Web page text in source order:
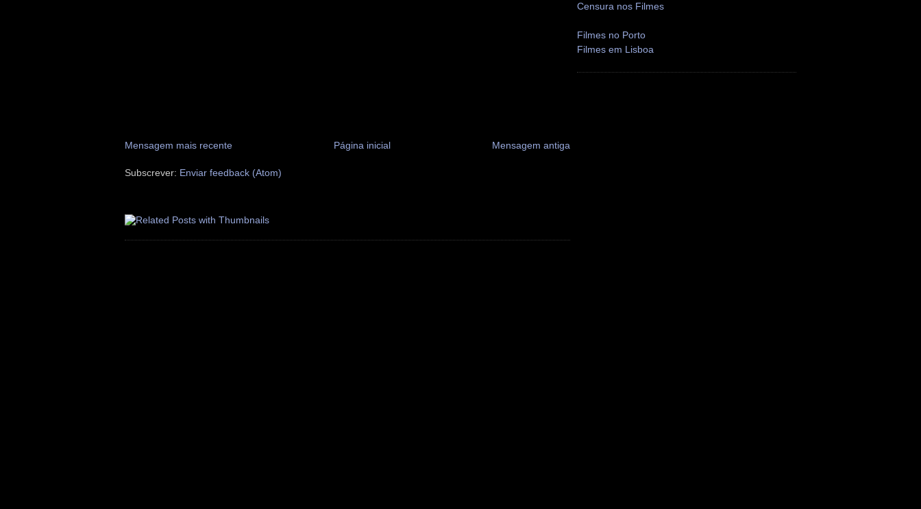
Mensagem mais recente Mensagem antiga
Página inicial
Subscrever: Enviar feedback (Atom)
Censura nos Filmes
Filmes no Porto
Filmes em Lisboa